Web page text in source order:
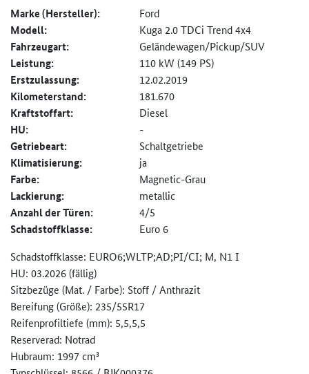
Marke (Hersteller):
Ford
Modell: Kuga 2.0 TDCi Trend 4x4
Fahrzeugart: Geländewagen/Pickup/SUV
Leistung: 110 kW (149 PS)
Erstzulassung: 12.02.2019
Kilometerstand: 181.670
Kraftstoffart: Diesel
HU: -
Getriebeart: Schaltgetriebe
Klimatisierung: ja
Farbe: Magnetic-Grau
Lackierung: metallic
Anzahl der Türen: 4/5
Schadstoffklasse:
Euro 6
Schadstoffklasse: EURO6;WLTP;AD;PI/CI; M, N1 I
HU: 03.2026 (fällig)
Sitzbezüge (Mat. / Farbe): Stoff / Anthrazit
Bereifung (Größe): 235/55R17
Reifenprofiltiefe (mm): 5,5,5,5
Reserverad: Notrad
Hubraum: 1997 cm³